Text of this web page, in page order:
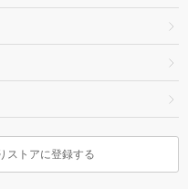
ストアに登録する